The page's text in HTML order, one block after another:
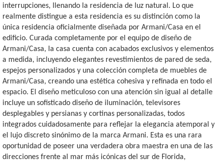
interrupciones, llenando la residencia de luz natural. Lo que
realmente distingue a esta residencia es su distinción como la
única residencia oficialmente diseñada por Armani/Casa en el
edificio. Curada completamente por el equipo de diseño de
Armani/Casa, la casa cuenta con acabados exclusivos y elementos
a medida, incluyendo elegantes revestimientos de pared de seda,
espejos personalizados y una colección completa de muebles de
Armani/Casa, creando una estética cohesiva y refinada en todo el
espacio. El diseño meticuloso con una atención sin igual al detalle
incluye un sofisticado diseño de iluminación, televisores
desplegables y persianas y cortinas personalizadas, todos
integrados cuidadosamente para reflejar la elegancia atemporal y
el lujo discreto sinónimo de la marca Armani. Esta es una rara
oportunidad de poseer una verdadera obra maestra en una de las
direcciones frente al mar más icónicas del sur de Florida,